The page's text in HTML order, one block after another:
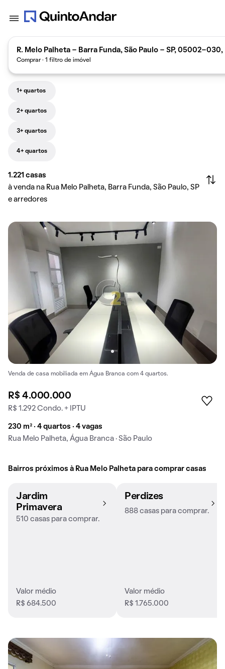
R. Melo Palheta - Barra Funda, São Paulo - SP, 05002-030,
Comprar · 1 filtro de imóvel
1+ quartos
2+ quartos
3+ quartos
4+ quartos
1.221 casas
à venda na Rua Melo Palheta, Barra Funda, São Paulo, SP
e arredores
Venda de casa mobiliada em Água Branca com 4 quartos.
R$ 4.000.000
R$ 1.292 Condo. + IPTU
230 m² · 4 quartos · 4 vagas
Rua Melo Palheta, Água Branca · São Paulo
Bairros próximos à Rua Melo Palheta para comprar casas
Jardim
Primavera
510 casas para comprar.
Valor médio
R$ 684.500
Perdizes
888 casas para comprar.
Valor médio
R$ 1.765.000